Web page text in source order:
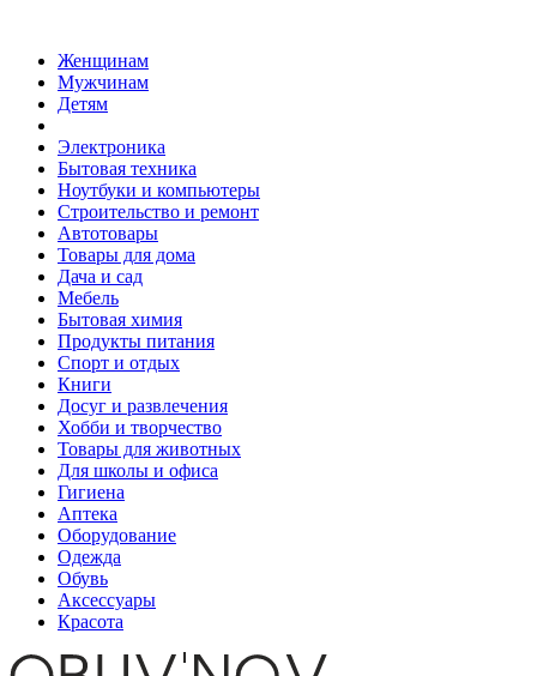
Женщинам
Мужчинам
Детям
Электроника
Бытовая техника
Ноутбуки и компьютеры
Строительство и ремонт
Автотовары
Товары для дома
Дача и сад
Мебель
Бытовая химия
Продукты питания
Спорт и отдых
Книги
Досуг и развлечения
Хобби и творчество
Товары для животных
Для школы и офиса
Гигиена
Аптека
Оборудование
Одежда
Обувь
Аксессуары
Красота